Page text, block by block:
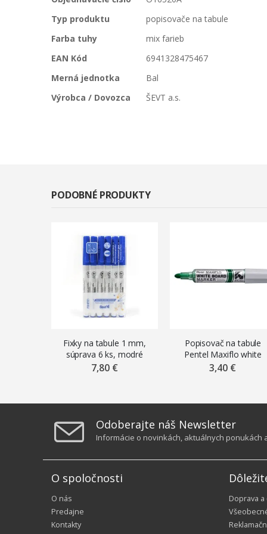
informácií
Typ produktu
popisovače na tabule
Farba tuhy
mix farieb
EAN Kód
6941328475467
Merná jednotka
Bal
Výrobca / Dovozca
ŠEVT a.s.
PODOBNÉ PRODUKTY
Fixky na tabule 1 mm,
súprava 6 ks, modré
7,80 €
Popisovač na tabule
Pentel Maxiflo white
board MWL5W-B, 4 mm,
3,40 €
Odoberajte náš Newsletter
Informácie o novinkách, aktuálnych ponukách
O spoločnosti
O nás
Predajne
Kontakty
Doprava